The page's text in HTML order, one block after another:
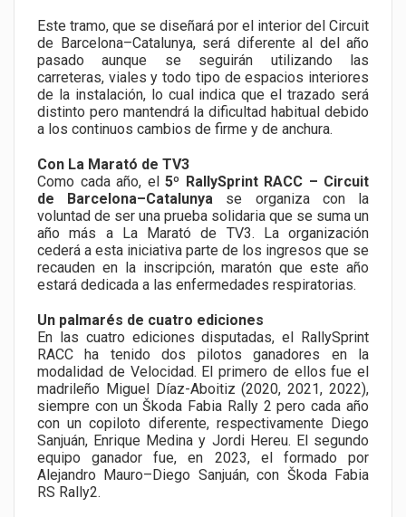
Este tramo, que se diseñará por el interior del Circuit
de Barcelona–Catalunya, será diferente al del año
pasado aunque se seguirán utilizando las
carreteras, viales y todo tipo de espacios interiores
de la instalación, lo cual indica que el trazado será
distinto pero mantendrá la dificultad habitual debido
a los continuos cambios de firme y de anchura.
Con La Marató de TV3
Como cada año, el 5º RallySprint RACC – Circuit
de Barcelona–Catalunya se organiza con la
voluntad de ser una prueba solidaria que se suma un
año más a La Marató de TV3. La organización
cederá a esta iniciativa parte de los ingresos que se
recauden en la inscripción, maratón que este año
estará dedicada a las enfermedades respiratorias.
Un palmarés de cuatro ediciones
En las cuatro ediciones disputadas, el RallySprint
RACC ha tenido dos pilotos ganadores en la
modalidad de Velocidad. El primero de ellos fue el
madrileño Miguel Díaz-Aboitiz (2020, 2021, 2022),
siempre con un Škoda Fabia Rally 2 pero cada año
con un copiloto diferente, respectivamente Diego
Sanjuán, Enrique Medina y Jordi Hereu. El segundo
equipo ganador fue, en 2023, el formado por
Alejandro Mauro–Diego Sanjuán, con Škoda Fabia
RS Rally2.